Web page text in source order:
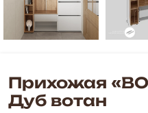
Прихожая
Дуб вотан